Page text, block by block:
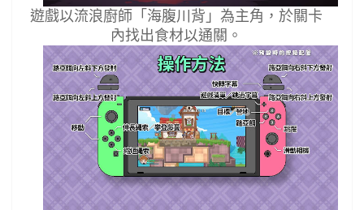
遊戲以流浪廚師「海腹川背」為主角，於關卡
內找出食材以通關。